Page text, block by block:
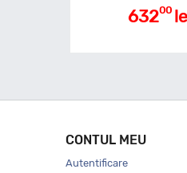
63200
CONTUL MEU
Autentificare